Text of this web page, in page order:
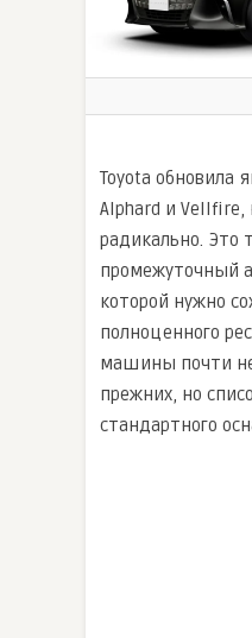
Toyota обновила
Alphard и Vellfire,
радикально. Это
промежуточный
которой нужно
полноценного
машины почти
прежних, но
стандартного